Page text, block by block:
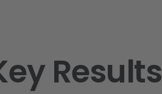
Results